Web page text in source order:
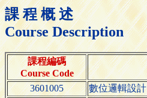
課 程 概 述
Course Description
課程編碼
Course Code
3601005
數位邏輯設計